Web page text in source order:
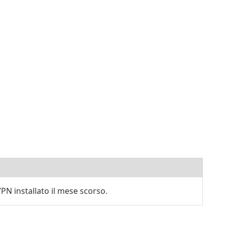
installato il mese scorso.